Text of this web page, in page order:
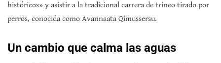
históricos» y asistir a la tradicional carrera de trineo tirado por
perros, conocida como Avannaata Qimussersu.
Un cambio que calma las aguas